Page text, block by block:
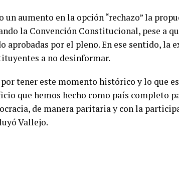
aumento en la opción “rechazo” la
la Convención Constitucional, pese a
aprobadas por el pleno. En ese sentido, la
a no desinformar.
tener este momento histórico y lo que
que hemos hecho como país completo
de manera paritaria y con la
Vallejo.